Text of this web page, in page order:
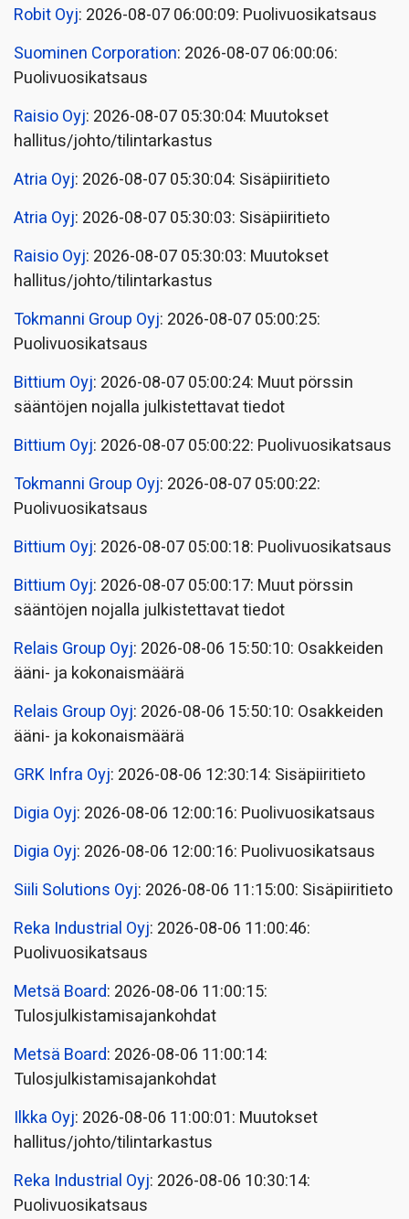
Robit Oyj: 2026-08-07 06:00:09: Puolivuosikatsaus
Suominen Corporation: 2026-08-07 06:00:06:
Puolivuosikatsaus
Raisio Oyj: 2026-08-07 05:30:04: Muutokset
hallitus/johto/tilintarkastus
Atria Oyj: 2026-08-07 05:30:04: Sisäpiiritieto
Atria Oyj: 2026-08-07 05:30:03: Sisäpiiritieto
Raisio Oyj: 2026-08-07 05:30:03: Muutokset
hallitus/johto/tilintarkastus
Tokmanni Group Oyj: 2026-08-07 05:00:25:
Puolivuosikatsaus
Bittium Oyj: 2026-08-07 05:00:24: Muut pörssin
sääntöjen nojalla julkistettavat tiedot
Bittium Oyj: 2026-08-07 05:00:22: Puolivuosikatsaus
Tokmanni Group Oyj: 2026-08-07 05:00:22:
Puolivuosikatsaus
Bittium Oyj: 2026-08-07 05:00:18: Puolivuosikatsaus
Bittium Oyj: 2026-08-07 05:00:17: Muut pörssin
sääntöjen nojalla julkistettavat tiedot
Relais Group Oyj: 2026-08-06 15:50:10: Osakkeiden
ääni- ja kokonaismäärä
Relais Group Oyj: 2026-08-06 15:50:10: Osakkeiden
ääni- ja kokonaismäärä
GRK Infra Oyj: 2026-08-06 12:30:14: Sisäpiiritieto
Digia Oyj: 2026-08-06 12:00:16: Puolivuosikatsaus
Digia Oyj: 2026-08-06 12:00:16: Puolivuosikatsaus
Siili Solutions Oyj: 2026-08-06 11:15:00: Sisäpiiritieto
Reka Industrial Oyj: 2026-08-06 11:00:46:
Puolivuosikatsaus
Metsä Board: 2026-08-06 11:00:15:
Tulosjulkistamisajankohdat
Metsä Board: 2026-08-06 11:00:14:
Tulosjulkistamisajankohdat
Ilkka Oyj: 2026-08-06 11:00:01: Muutokset
hallitus/johto/tilintarkastus
Reka Industrial Oyj: 2026-08-06 10:30:14:
Puolivuosikatsaus